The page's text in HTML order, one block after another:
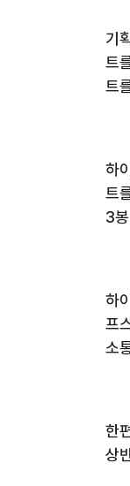
기
트
트
하
트
3
하
프
소
한
상